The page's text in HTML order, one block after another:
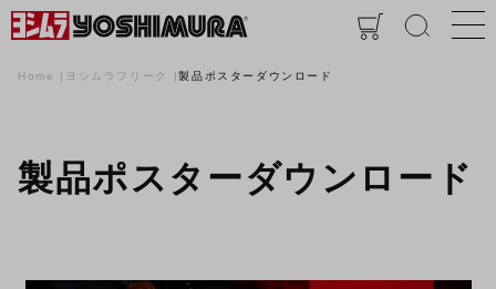
Home ヨシムラフリーク 製品ポスターダウンロード
製品ポスターダウンロード